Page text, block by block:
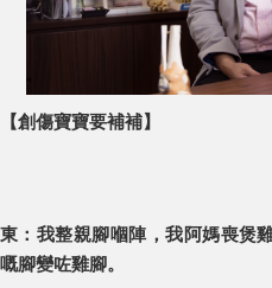
【創傷寶寶要補補】
東：我整親腳嗰陣，我阿媽喪煲
嘅腳變咗雞腳。